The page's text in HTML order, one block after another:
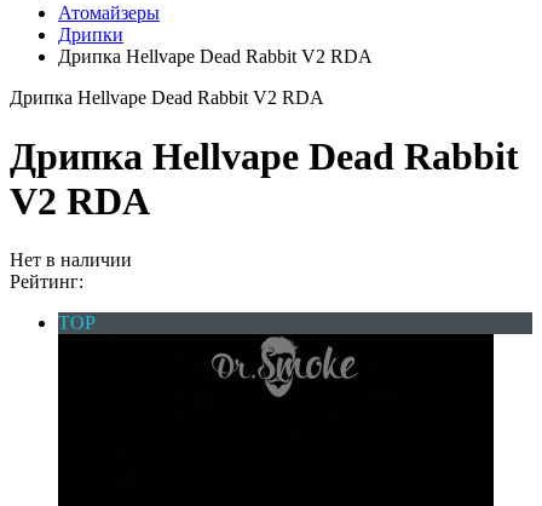
Атомайзеры
Дрипки
Дрипка Hellvape Dead Rabbit V2 RDA
Дрипка Hellvape Dead Rabbit V2 RDA
Дрипка Hellvape Dead Rabbit
V2 RDA
Нет в наличии
Рейтинг:
TOP